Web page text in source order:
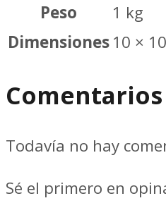
Peso
1 kg
Dimensiones10 ×
Comentarios
Todavía no hay
Sé el primero en